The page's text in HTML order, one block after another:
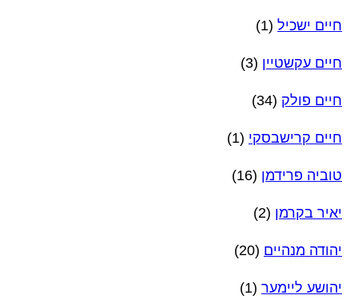
חיים ישכיל (1)
חיים עקשטיין (3)
חיים פולק (34)
חיים קרישבסקי (1)
טוביה פרידמן (16)
יאיר בקרמן (2)
יהודה מנהיים (20)
יהושע ליימער (1)